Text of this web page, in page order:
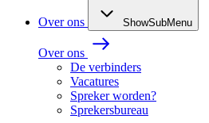
Over ons ShowSubMenu
Over ons
De verbinders
Vacatures
Spreker worden?
Sprekersbureau